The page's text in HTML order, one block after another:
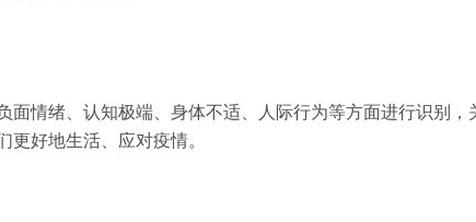
情绪、认知极端、身体不适、人际行为等方面进行识别
好地生活、应对疫情。